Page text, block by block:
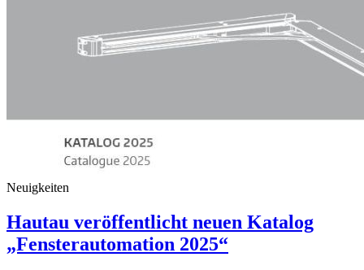
Neuigkeiten
Hautau veröffentlicht neuen Katalog
„Fensterautomation 2025“